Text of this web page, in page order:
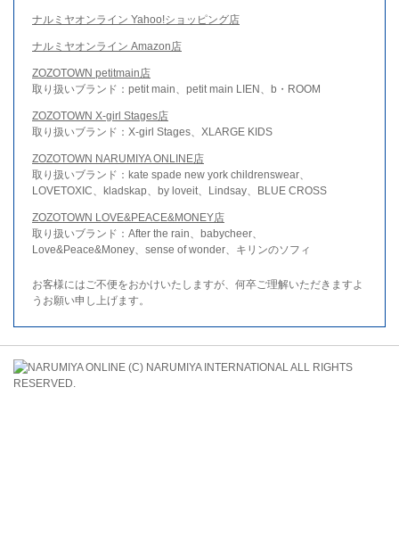
ナルミヤオンライン Yahoo!ショッピング店
ナルミヤオンライン Amazon店
ZOZOTOWN petitmain店
取り扱いブランド：petit main、petit main LIEN、b・ROOM
ZOZOTOWN X-girl Stages店
取り扱いブランド：X-girl Stages、XLARGE KIDS
ZOZOTOWN NARUMIYA ONLINE店
取り扱いブランド：kate spade new york childrenswear、
LOVETOXIC、kladskap、by loveit、Lindsay、BLUE CROSS
ZOZOTOWN LOVE&PEACE&MONEY店
取り扱いブランド：After the rain、babycheer、
Love&Peace&Money、sense of wonder、キリンのソフィ
お客様にはご不便をおかけいたしますが、何卒ご理解いただきますよ
うお願い申し上げます。